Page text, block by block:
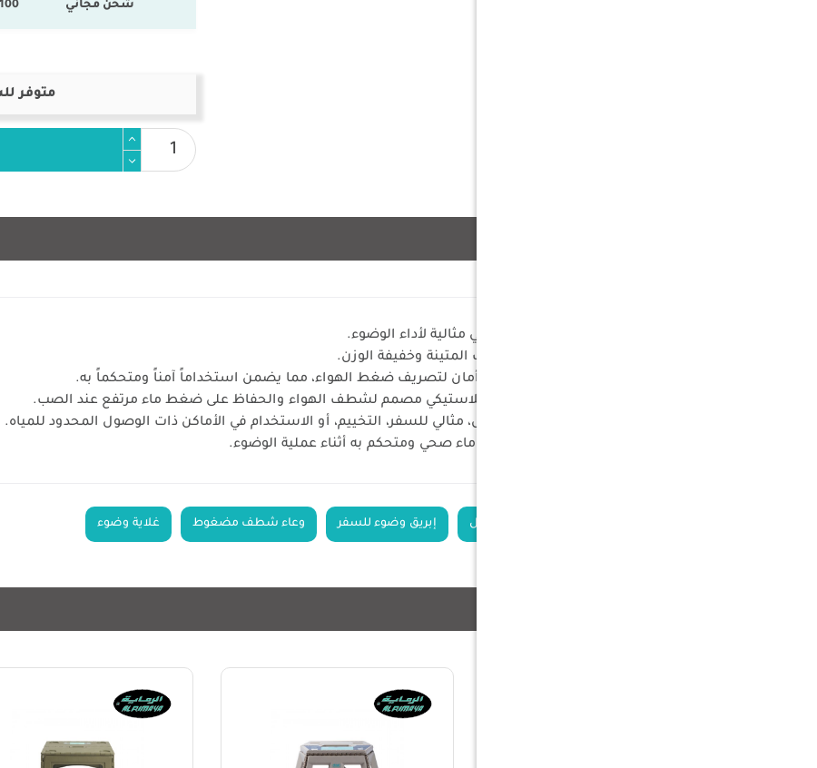
شحن مجاني 100 % المنتجات الأصلية
متوفر
الخامة: مصنوع من مادة البلاستيك المتينة وخفيفة الوزن.
التحكم في الضغط: مزود بـ صمام أمان لتصريف ضغط الهواء، مما يضمن استخداماً آمناً ومتحكماً به.
مقبض مريح: يحتوي على مقبض بلاستيكي مصمم لشطف الهواء والحفاظ على ضغط ماء مرتفع عند الصب.
قابلية الحمل: مدمج وسهل الحمل، مثالي للسفر، التخييم، أو الاستخدام في الأماكن ذات الوصول المحدود للمياه.
الاستخدام: مصمم خصيصاً لتدفق ماء صحي ومتحكم به أثناء عملية الوضوء.
جهاز وضوء محمول إبريق وضوء للسفر وعاء شطف مضغوط غلاية وضوء